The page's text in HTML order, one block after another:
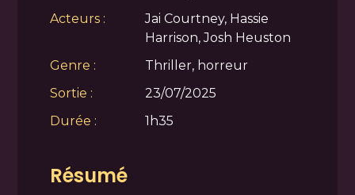
Acteurs :
Jai Courtney, Hassie
Harrison, Josh Heuston
Genre :
Thriller, horreur
Sortie :
23/07/2025
Durée :
1h35
Résumé